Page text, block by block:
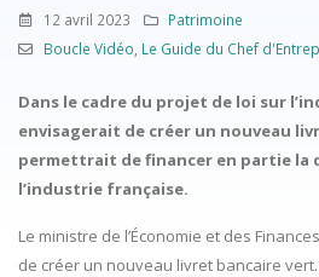
12 avril 2023
Patrimoine
Boucle Vidéo Le Guide du Chef
Dans le cadre du projet de loi sur
envisagerait de créer un nouveau
permettrait de financer en partie la
l’industrie française.
Le ministre de l’Économie et des
de créer un nouveau livret bancaire